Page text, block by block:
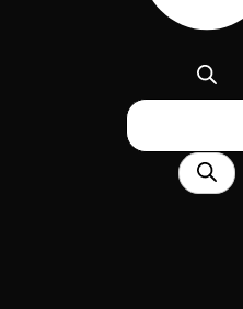
search